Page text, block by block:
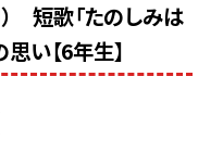
） 短歌「たのしみは
い【6年生】